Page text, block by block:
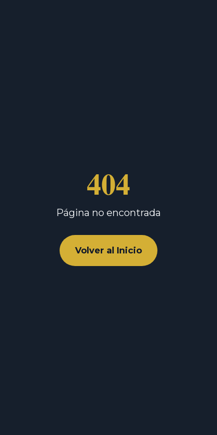
404
Página no encontrada
Volver al Inicio